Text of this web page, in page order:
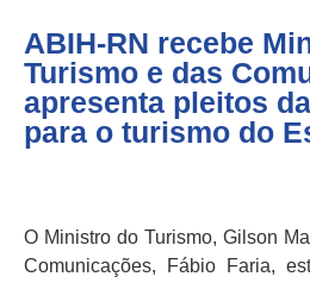
ABIH-RN recebe
Turismo e das
apresenta pleitos
para o turismo do
O Ministro do Turismo, Gilson
Comunicações, Fábio Faria,